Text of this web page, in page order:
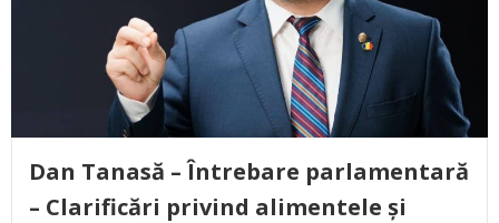
Dan Tanasă – Întrebare parlamentară
– Clarificări privind alimentele și